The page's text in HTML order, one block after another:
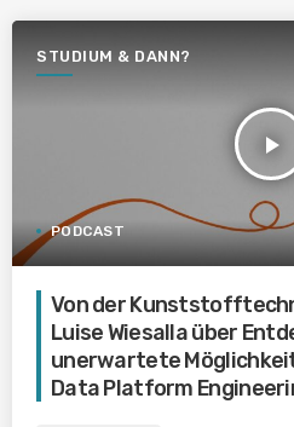
STUDIUM & DANN?
play_arrow
PODCAST
Von der
Luise Wiesalla über
unerwartete
Data Platform